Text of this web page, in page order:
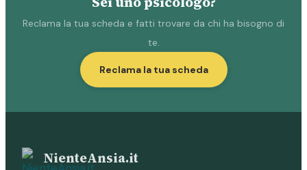
Reclama la tua scheda e fatti trovare da chi ha bisogno di
te.
Reclama la tua scheda
NienteAnsia.it